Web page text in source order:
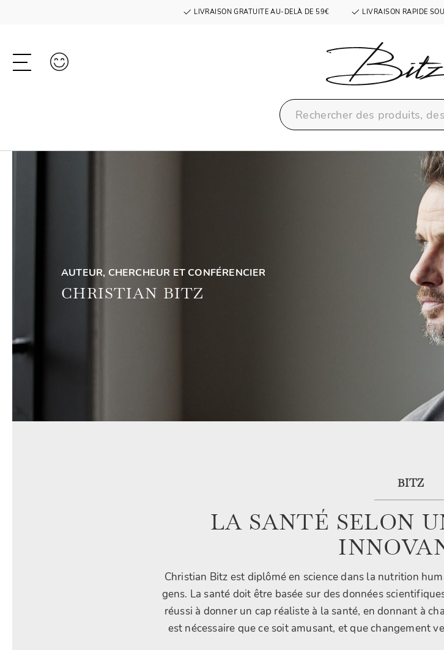
LIVRAISON GRATUITE AU-DELÀ DE 59€ LIVRAISON RAPIDE
AUTEUR, CHERCHEUR ET CONFÉRENCIER
CHRISTIAN BITZ
BITZ
LA SANTÉ SELON
Christian Bitz est diplômé en science dans la nutrition
gens. La santé doit être basée sur des données
réussi à donner un cap réaliste à la santé, en donnant à
est nécessaire que ce soit amusant, et que changement